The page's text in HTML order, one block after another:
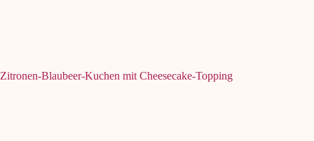
Zitronen-Blaubeer-Kuchen mit Cheesecake-Topping